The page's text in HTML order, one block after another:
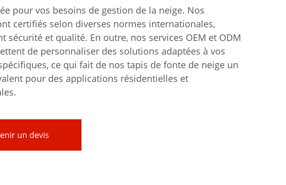
pour vos besoins de gestion de la neige. Nos
certifiés selon diverses normes internationales,
sécurité et qualité. En outre, nos services OEM et ODM
de personnaliser des solutions adaptées à vos
ce qui fait de nos tapis de fonte de neige un
pour des applications résidentielles et
un devis